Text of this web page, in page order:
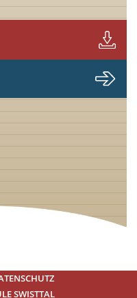
SWISTTAL